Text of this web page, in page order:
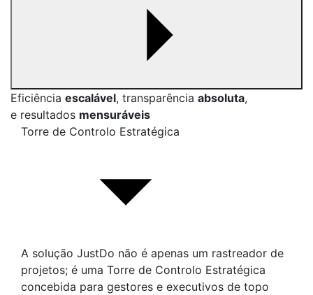
Eficiência escalável, transparência absoluta,
e resultados mensuráveis
Torre de Controlo Estratégica
A solução JustDo não é apenas um rastreador de
projetos; é uma Torre de Controlo Estratégica
concebida para gestores e executivos de topo